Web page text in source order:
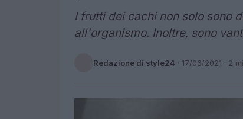
I frutti dei cachi non solo sono
all'organismo. Inoltre, sono
Redazione di style24 · 17/06/2021 · 2